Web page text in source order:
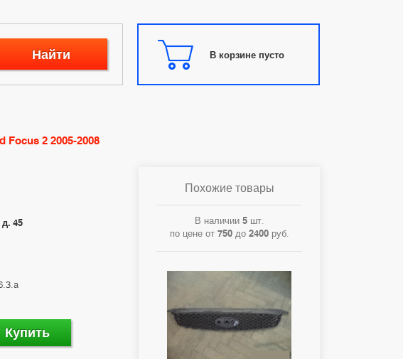
Найти В корзине пусто
Focus 2 2005-2008
45
Купить
Похожие товары
В наличии 5шт.
по цене от 750до 2400руб.